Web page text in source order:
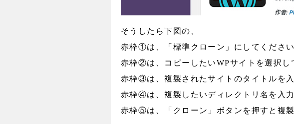
そうしたら下図の、
赤枠①は、「標準クローン」にしてください
赤枠②は、コピーしたいWPサイトを選択し
赤枠③は、複製されたサイトのタイトルを入
赤枠④は、複製したいディレクトリ名を入力
赤枠⑤は、「クローン」ボタンを押すと複製